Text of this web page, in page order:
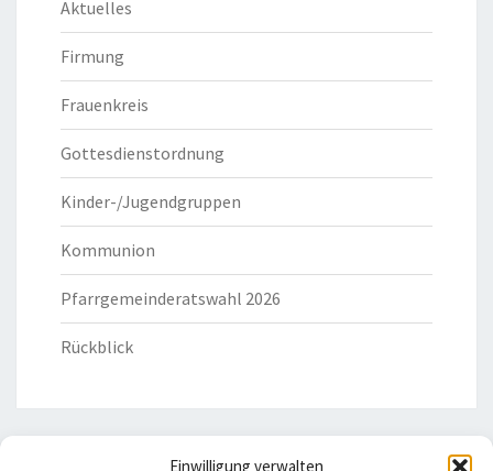
Einwilligung verwalten
Aktuelles
Firmung
Frauenkreis
Gottesdienstordnung
Kinder-/Jugendgruppen
Kommunion
Pfarrgemeinderatswahl 2026
Rückblick